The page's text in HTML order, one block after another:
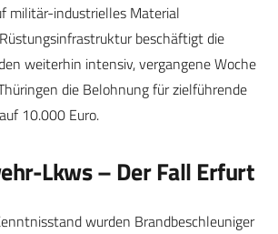
militär-industrielles Material
beschäftigt die
weiterhin intensiv, vergangene Woche
die Belohnung für zielführende
10.000 Euro.
Lkws – Der Fall Erfurt
wurden Brandbeschleuniger